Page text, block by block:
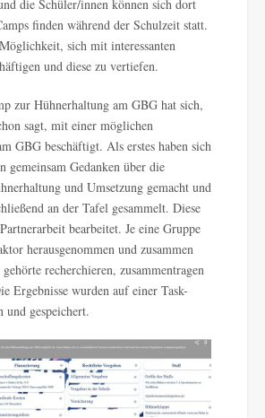
die Schüler/innen können sich dort
finden während der Schulzeit statt.
sich mit interessanten
und diese zu vertiefen.
zur Hühnerhaltung am GBG hat sich,
sagt, mit einer möglichen
GBG beschäftigt. Als erstes haben sich
gemeinsam Gedanken über die
und Umsetzung gemacht und
an der Tafel gesammelt. Diese
bearbeitet. Je eine Gruppe
herausgenommen und zusammen
recherchieren, zusammentragen
Ergebnisse wurden auf einer Task-
und gespeichert.